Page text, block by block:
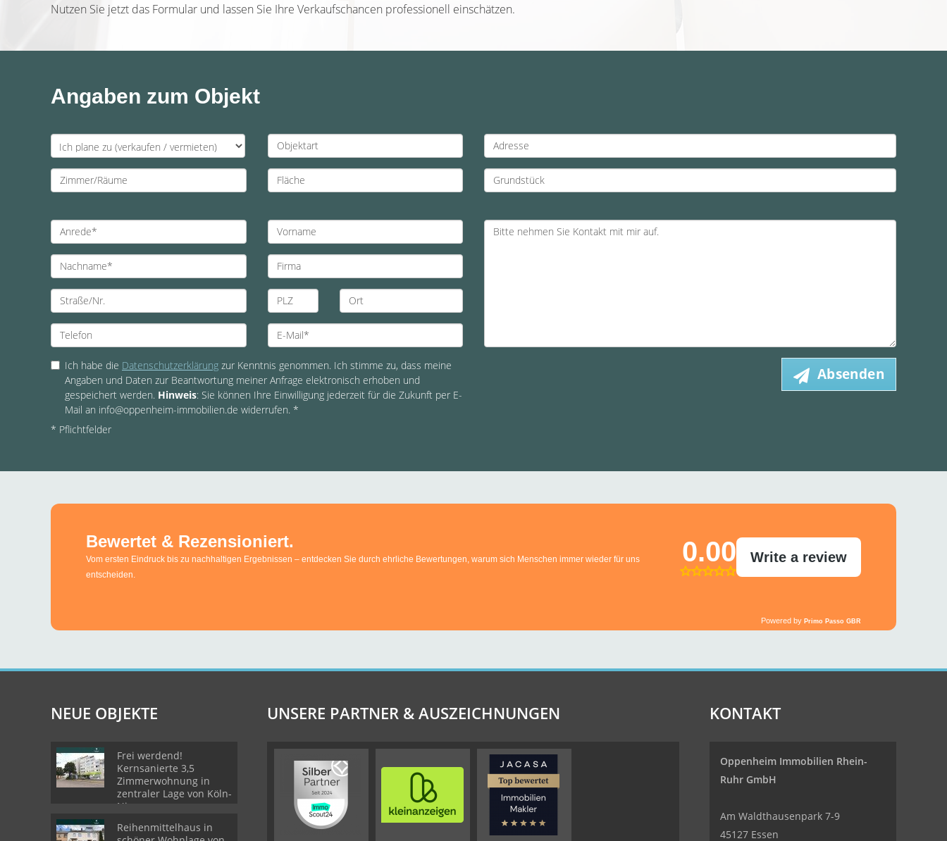
Nutzen Sie jetzt das Formular und lassen Sie Ihre Verkaufschancen professionell einschätzen.
Angaben zum Objekt
Ich habe die Datenschutzerklärung zur Kenntnis genommen. Ich stimme zu, dass meine
Angaben und Daten zur Beantwortung meiner Anfrage elektronisch erhoben und
gespeichert werden. Hinweis: Sie können Ihre Einwilligung jederzeit für die Zukunft per E-
Mail an info@oppenheim-immobilien.de widerrufen. *
* Pflichtfelder
Absenden
NEUE OBJEKTE
Frei werdend!
Kernsanierte 3,5
Zimmerwohnung in
zentraler Lage von Köln-
Nippes
Reihenmittelhaus in
UNSERE PARTNER & AUSZEICHNUNGEN KONTAKT
Oppenheim Immobilien Rhein-
Ruhr GmbH
Am Waldthausenpark 7-9
45127 Essen